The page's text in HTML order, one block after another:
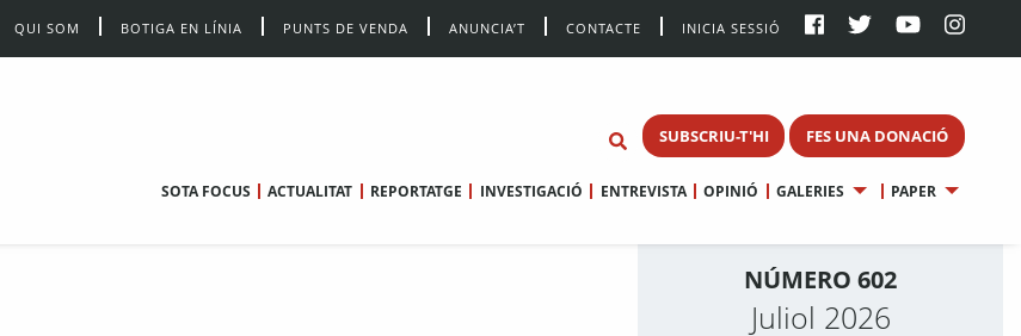
QUI SOM BOTIGA EN LÍNIA PUNTS DE VENDA ANUNCIA’T CONTACTE INICIA SESSIÓ
SUBSCRIU-T'HI FES UNA DONACIÓ
SOTA FOCUS ACTUALITAT REPORTATGE INVESTIGACIÓ ENTREVISTA OPINIÓ GALERIES PAPER
NÚMERO 602
Juliol 2026